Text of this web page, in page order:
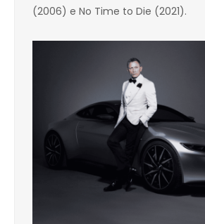
(2006) e No Time to Die (2021).